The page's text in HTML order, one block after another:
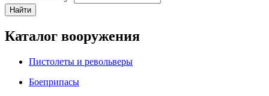
Каталог вооружения
Пистолеты и револьверы
Боеприпасы